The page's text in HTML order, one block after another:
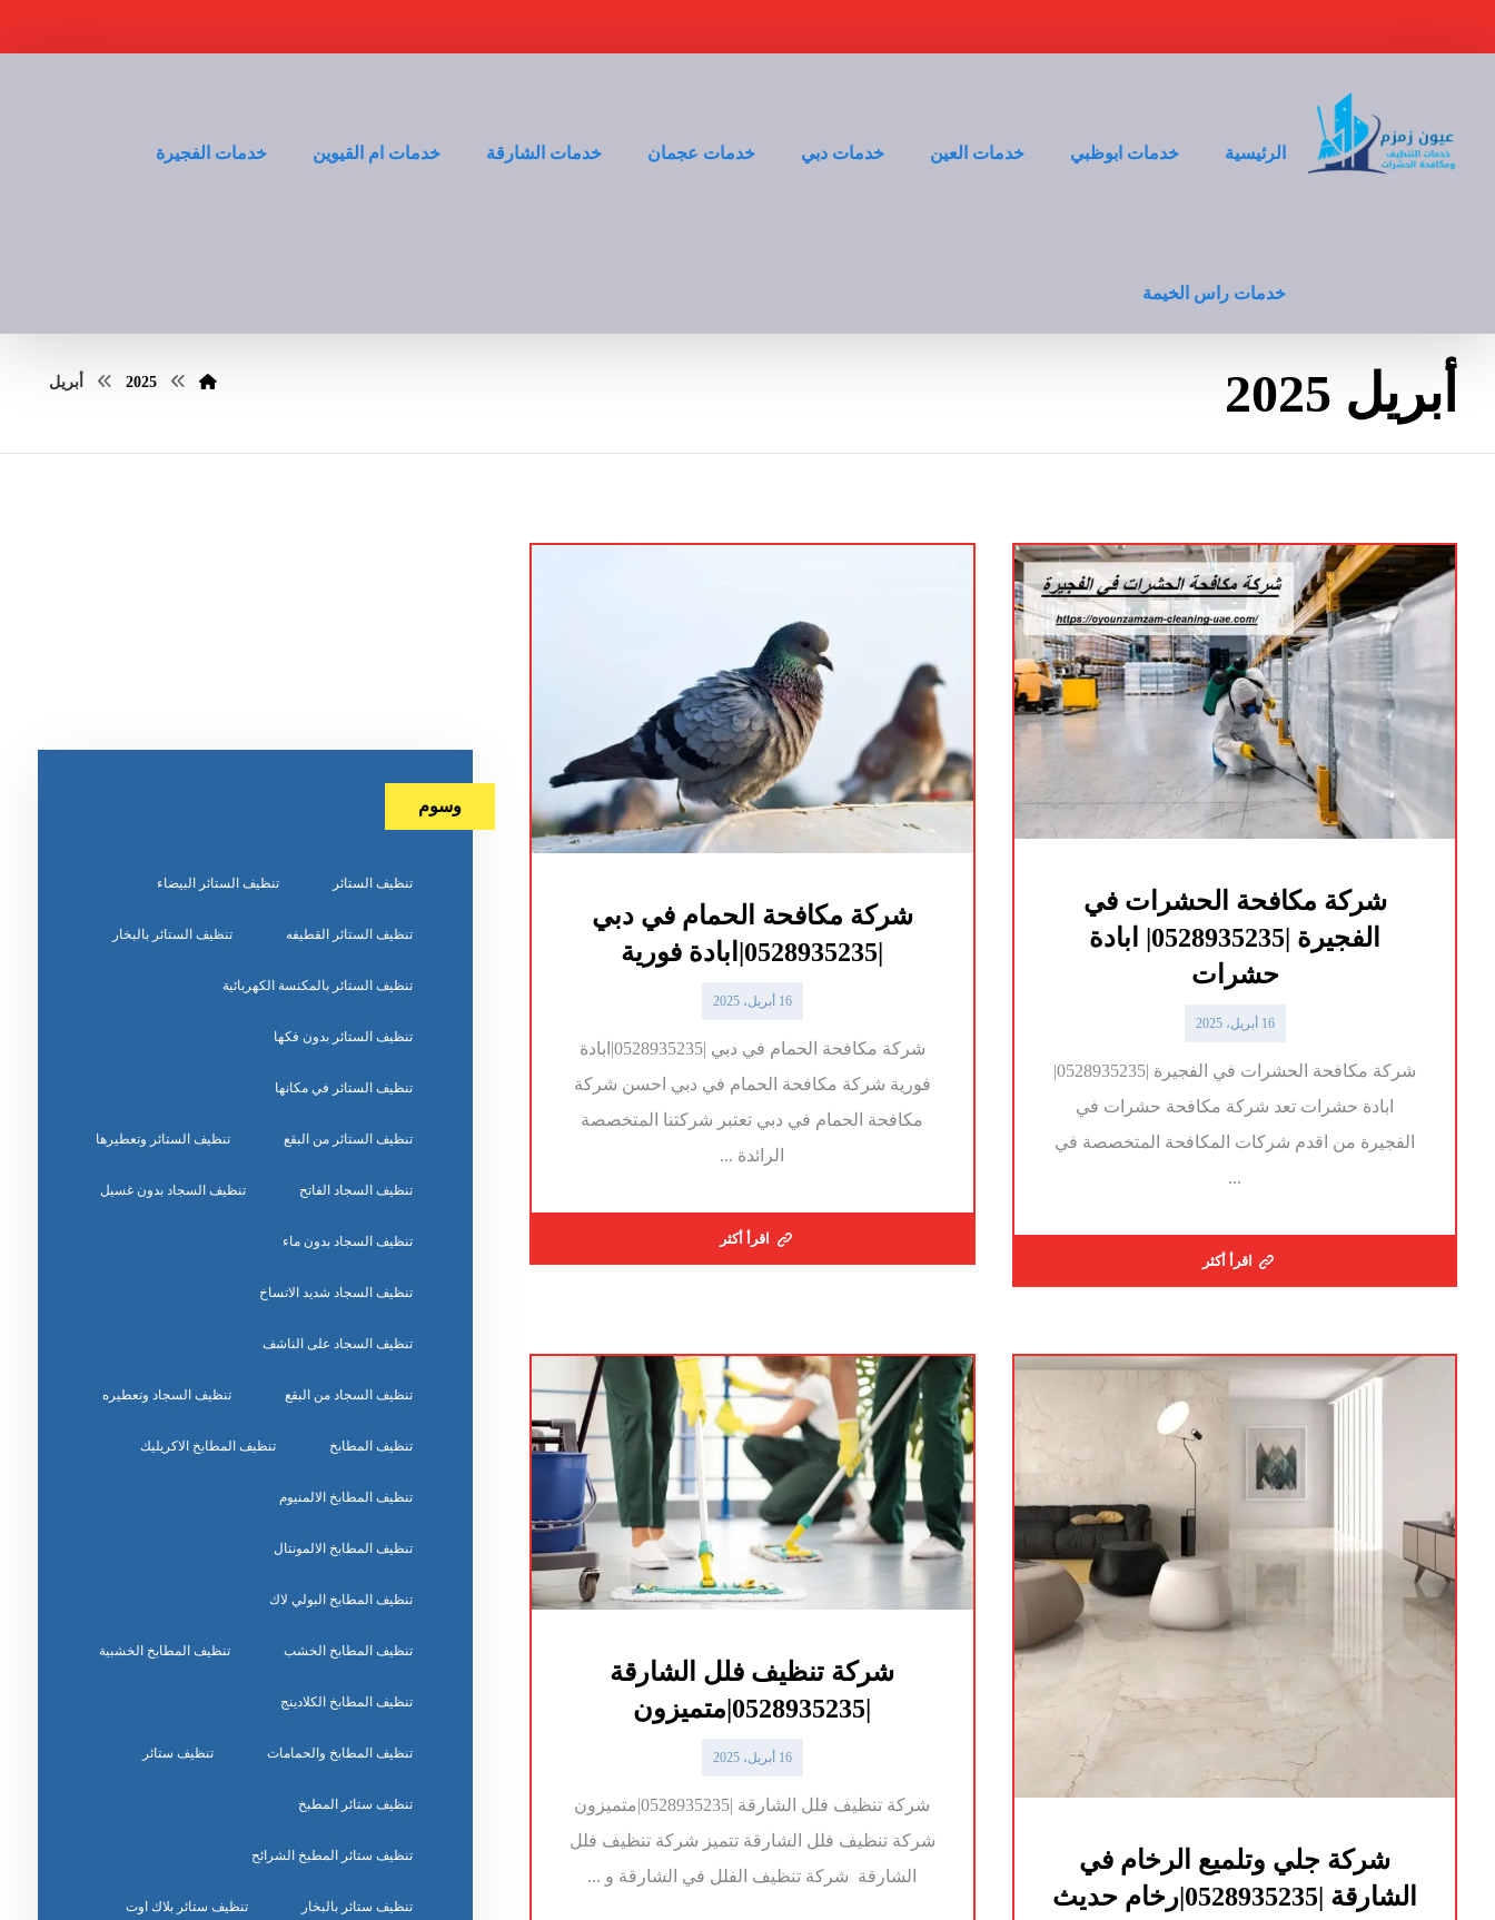
الرئيسية خدمات ابوظبي خدمات العين خدمات دبي خدمات عجمان خدمات الشارقة خدمات ام القيوين خدمات الفجيرة
خدمات راس الخيمة
أبريل 2025 2025 أبريل
شركة مكافحة الحشرات في
الفجيرة |0528935235| ابادة
حشرات
16 أبريل، 2025
شركة مكافحة الحشرات في الفجيرة |0528935235|
ابادة حشرات تعد شركة مكافحة حشرات في
الفجيرة من اقدم شركات المكافحة المتخصصة في
...
اقرأ أكثر
شركة مكافحة الحمام في دبي
|0528935235|ابادة فورية
16 أبريل، 2025
شركة مكافحة الحمام في دبي |0528935235|ابادة
فورية شركة مكافحة الحمام في دبي احسن شركة
مكافحة الحمام في دبي تعتبر شركتنا المتخصصة
الرائدة ...
اقرأ أكثر
شركة جلي وتلميع الرخام في
الشارقة |0528935235|رخام حديث
شركة تنظيف فلل الشارقة
|0528935235|متميزون
16 أبريل، 2025
شركة تنظيف فلل الشارقة |0528935235|متميزون
شركة تنظيف فلل الشارقة تتميز شركة تنظيف فلل
الشارقة شركة تنظيف الفلل في الشارقة و ...
وسوم
تنظيف الستائر تنظيف الستائر البيضاء
تنظيف الستائر القطيفه تنظيف الستائر بالبخار
تنظيف الستائر بالمكنسة الكهربائية
تنظيف الستائر بدون فكها
تنظيف الستائر في مكانها
تنظيف الستائر من البقع تنظيف الستائر وتعطيرها
تنظيف السجاد الفاتح تنظيف السجاد بدون غسيل
تنظيف السجاد بدون ماء
تنظيف السجاد شديد الاتساخ
تنظيف السجاد على الناشف
تنظيف السجاد من البقع تنظيف السجاد وتعطيره
تنظيف المطابخ تنظيف المطابخ الاكريليك
تنظيف المطابخ الالمنيوم
تنظيف المطابخ الالمونتال
تنظيف المطابخ البولي لاك
تنظيف المطابخ الخشب تنظيف المطابخ الخشبية
تنظيف المطابخ الكلادينج
تنظيف المطابخ والحمامات تنظيف ستائر
تنظيف ستائر المطبخ
تنظيف ستائر المطبخ الشرائح
تنظيف ستائر بالبخار تنظيف ستائر بلاك اوت